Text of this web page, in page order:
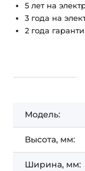
5 лет на
3 года на
2 года
Модель:
Высота, мм:
Ширина, мм: